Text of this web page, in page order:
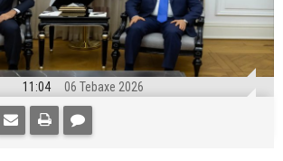
11:04 06 Tebaxe 2026